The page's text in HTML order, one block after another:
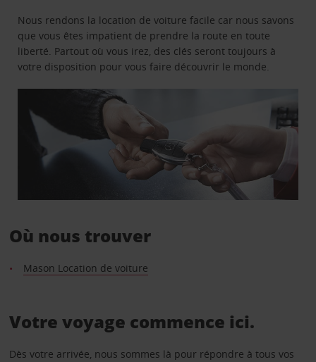
Nous rendons la location de voiture facile car nous savons
que vous êtes impatient de prendre la route en toute
liberté. Partout où vous irez, des clés seront toujours à
votre disposition pour vous faire découvrir le monde.
Où nous trouver
Mason Location de voiture
Votre voyage commence ici.
Dès votre arrivée, nous sommes là pour répondre à tous vos